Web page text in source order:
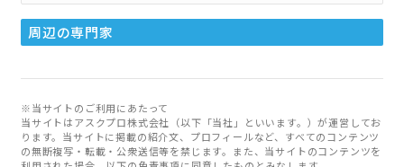
周辺の専門家
※当サイトのご利用にあたって
当サイトはアスクプロ株式会社（以下「当社」といいます。）が運営してお
ります。当サイトに掲載の紹介文、プロフィールなど、すべてのコンテンツ
の無断複写・転載・公衆送信等を禁じます。また、当サイトのコンテンツを